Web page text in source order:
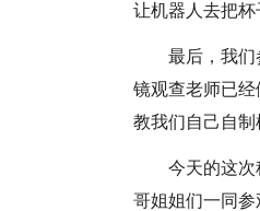
让机器人去把杯
最后，我
镜观查老师已
教我们自己自制
今天的这
哥姐姐们一同参